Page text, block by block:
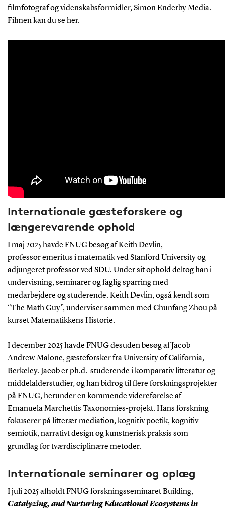
filmfotograf og videnskabsformidler, Simon Enderby Media.
Filmen kan du se her.
Internationale gæsteforskere og
længerevarende ophold
I maj 2025 havde FNUG besøg af Keith Devlin,
professor emeritus i matematik ved Stanford University og
adjungeret professor ved SDU. Under sit ophold deltog han i
undervisning, seminarer og faglig sparring med
medarbejdere og studerende. Keith Devlin, også kendt som
“The Math Guy”, underviser sammen med Chunfang Zhou på
kurset Matematikkens Historie.
I december 2025 havde FNUG desuden besøg af Jacob
Andrew Malone, gæsteforsker fra University of California,
Berkeley. Jacob er ph.d.-studerende i komparativ litteratur og
middelalderstudier, og han bidrog til flere forskningsprojekter
på FNUG, herunder en kommende videreførelse af
Emanuela Marchettis Taxonomies-projekt. Hans forskning
fokuserer på litterær mediation, kognitiv poetik, kognitiv
semiotik, narrativt design og kunstnerisk praksis som
grundlag for tværdisciplinære metoder.
Internationale seminarer og oplæg
I juli 2025 afholdt FNUG forskningsseminaret Building,
Catalyzing, and Nurturing Educational Ecosystems in